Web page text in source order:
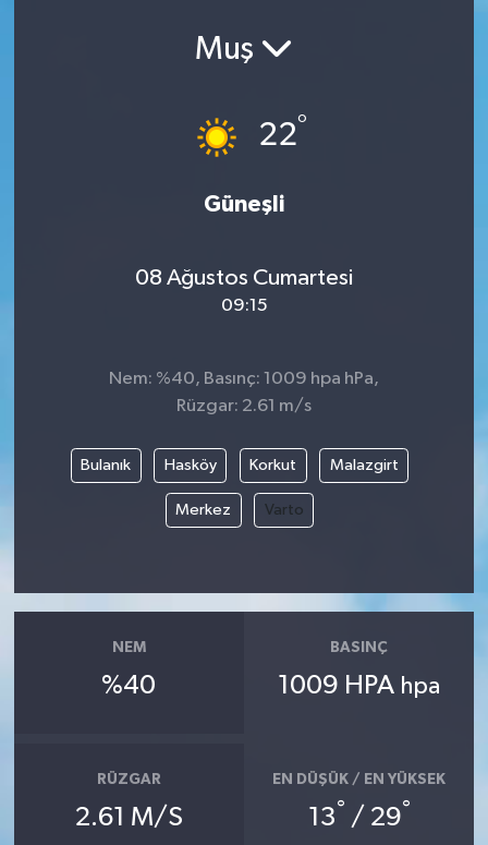
Muş
22°
Güneşli
08 Ağustos Cumartesi
09:15
Nem: %40, Basınç: 1009 hpa hPa,
Rüzgar: 2.61 m/s
Bulanık Hasköy Korkut Malazgirt
Merkez Varto
NEM
%40
BASINÇ
1009 HPA hpa
RÜZGAR
2.61 M/S
EN DÜŞÜK / EN YÜKSEK
13° / 29°
İlçe Haberleri
Kültür & Sanat
Resmi İlanlar
Sağlık
Sokak Hayvanlarını Sahiplendirme